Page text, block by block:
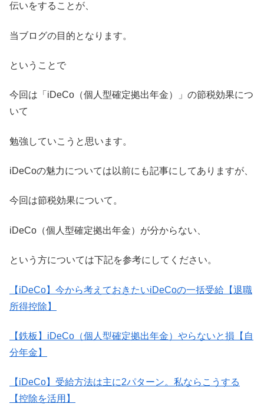
伝いをすることが、
当ブログの目的となります。
ということで
今回は「iDeCo（個人型確定拠出年金）」の節税効果につ
いて
勉強していこうと思います。
iDeCoの魅力については以前にも記事にしてありますが、
今回は節税効果について。
iDeCo（個人型確定拠出年金）が分からない、
という方については下記を参考にしてください。
【iDeCo】今から考えておきたいiDeCoの一括受給【退職
所得控除】
【鉄板】iDeCo（個人型確定拠出年金）やらないと損【自
分年金】
【iDeCo】受給方法は主に2パターン。私ならこうする
【控除を活用】